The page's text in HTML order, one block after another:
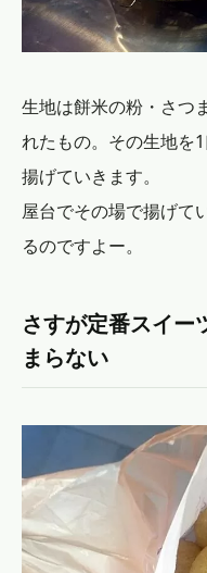
生地は餅米の粉・さつ
れたもの。その生地を
揚げていきます。
屋台でその場で揚げて
るのですよー。
さすが定番スイーツ！モチモチした食感がた
まらない